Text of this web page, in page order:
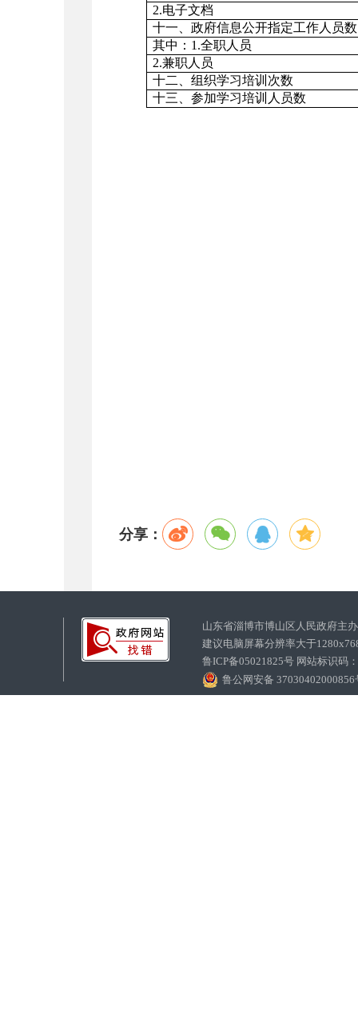
2.电子文档
十一、政府信息公开指定工作人员数
其中：1.全职人员
2.兼职人员
十二、组织学习培训次数
十三、参加学习培训人员数
分享：
山东省淄博市博山区人民政府
建议电脑屏幕分辨率大于
鲁ICP备05021825号 网站标识码
鲁公网安备 37030402000856